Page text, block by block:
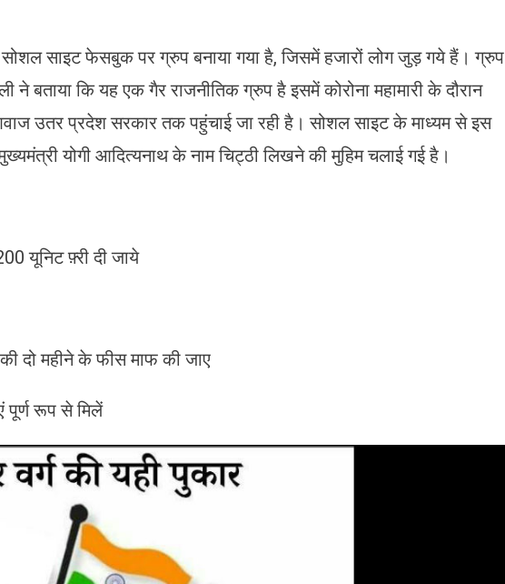
सोशल साइट फेसबुक पर ग्रुप बनाया गया है, जिसमें हजारों लोग जुड़ गये हैं। ग्रुप
बताया कि यह एक गैर राजनीतिक ग्रुप है इसमें कोरोना महामारी के दौरान
उतर प्रदेश सरकार तक पहुंचाई जा रही है। सोशल साइट के माध्यम से इस
योगी आदित्यनाथ के नाम चिट्ठी लिखने की मुहिम चलाई गई है।
यूनिट फ़्री दी जाये
दो महीने के फीस माफ की जाए
पूर्ण रूप से मिलें